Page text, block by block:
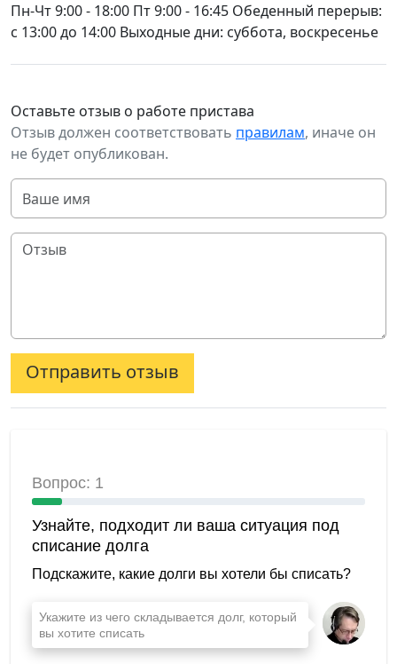
Пн-Чт 9:00 - 18:00 Пт 9:00 - 16:45 Обеденный перерыв:
с 13:00 до 14:00 Выходные дни: суббота, воскресенье
Оставьте отзыв о работе пристава
Отзыв должен соответствовать правилам, иначе он
не будет опубликован.
Отправить отзыв